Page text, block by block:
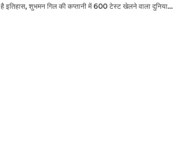
है इतिहास, शुभमन गिल की कप्तानी में 600 टेस्ट खेलने वाला दुनिया